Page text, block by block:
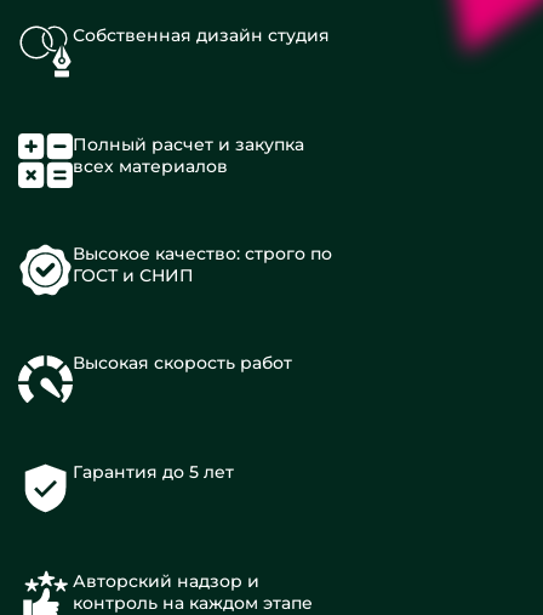
Собственная дизайн студия
Полный расчет и закупка
всех материалов
Высокое качество: строго по
ГОСТ и СНИП
Высокая скорость работ
Гарантия до 5 лет
Авторский надзор и
контроль на каждом этапе